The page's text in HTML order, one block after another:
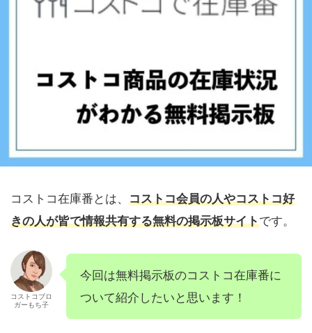
コストコ在庫番とは、 コストコ会員の人やコストコ好
きの人が皆で情報共有する無料の掲示板サイトです。
コストコブロ
ガーもち子
今回は無料掲示板のコストコ在庫番に
ついて紹介したいと思います！